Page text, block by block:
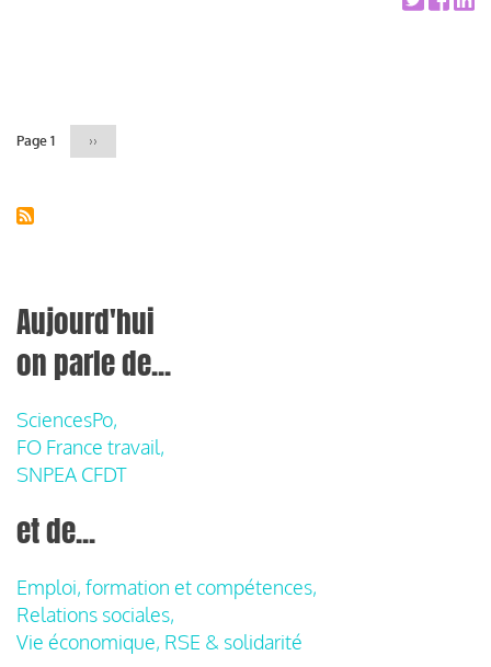
Page 1
Page
››
Aujourd'hui
on parle de...
SciencesPo,
FO France travail,
SNPEA CFDT
et de...
Emploi, formation et compétences,
Relations sociales,
Vie économique, RSE & solidarité